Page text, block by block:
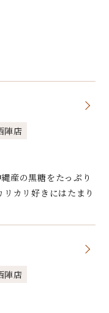
陣店
産の黒糖をたっぷり
カリ好きにはたまり
陣店